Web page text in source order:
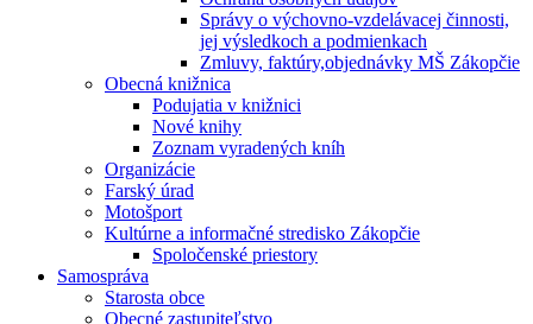
Správy o výchovno-vzdelávacej činnosti,
jej výsledkoch a podmienkach
Zmluvy, faktúry,objednávky MŠ Zákopčie
Obecná knižnica
Podujatia v knižnici
Nové knihy
Zoznam vyradených kníh
Organizácie
Farský úrad
Motošport
Kultúrne a informačné stredisko Zákopčie
Spoločenské priestory
Samospráva
Starosta obce
Obecné zastupiteľstvo